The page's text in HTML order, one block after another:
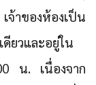
าของห้องเป็น
ยวและอยู่ใน
น. เนื่องจาก